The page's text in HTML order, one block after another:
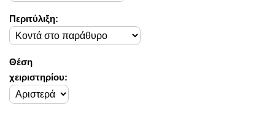
Περιτύλιξη:
Θέση
χειριστηρίου: